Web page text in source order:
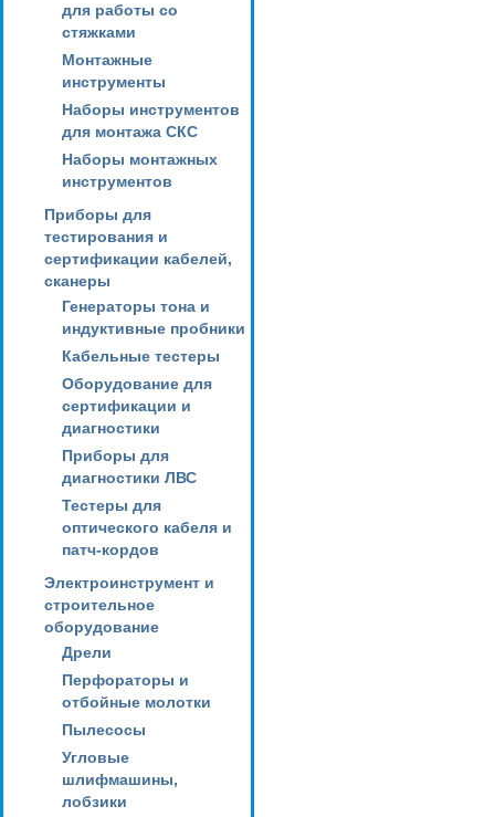
для работы со
стяжками
Монтажные
инструменты
Наборы инструментов
для монтажа СКС
Наборы монтажных
инструментов
Приборы для
тестирования и
сертификации кабелей,
сканеры
Генераторы тона и
индуктивные пробники
Кабельные тестеры
Оборудование для
сертификации и
диагностики
Приборы для
диагностики ЛВС
Тестеры для
оптического кабеля и
патч-кордов
Электроинструмент и
строительное
оборудование
Дрели
Перфораторы и
отбойные молотки
Пылесосы
Угловые
шлифмашины,
лобзики